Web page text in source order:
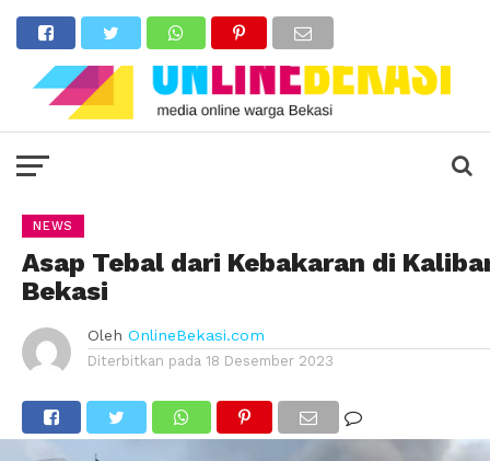
NEWS
Asap Tebal dari Kebakaran di
Bekasi
Oleh OnlineBekasi.com
Diterbitkan pada 18 Desember 2023